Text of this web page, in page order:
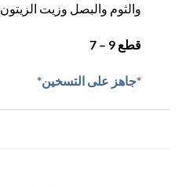
والثوم والبصل وزيت الزيتون
7 – 9 قطع
*جاهز على التسخين*